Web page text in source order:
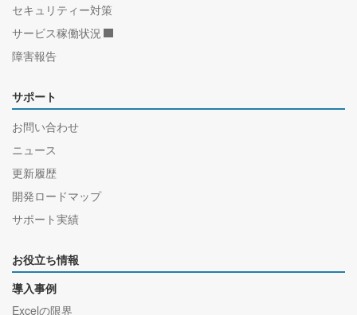
セキュリティー対策
サービス稼働状況
障害報告
サポート
お問い合わせ
ニュース
更新履歴
開発ロードマップ
サポート実績
お役立ち情報
導入事例
Excelの限界